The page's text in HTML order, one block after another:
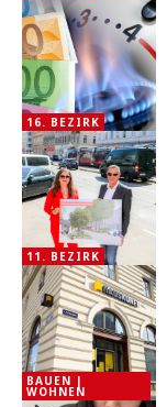
16. BEZIRK
11. BEZIRK
BAUEN |
WOHNEN